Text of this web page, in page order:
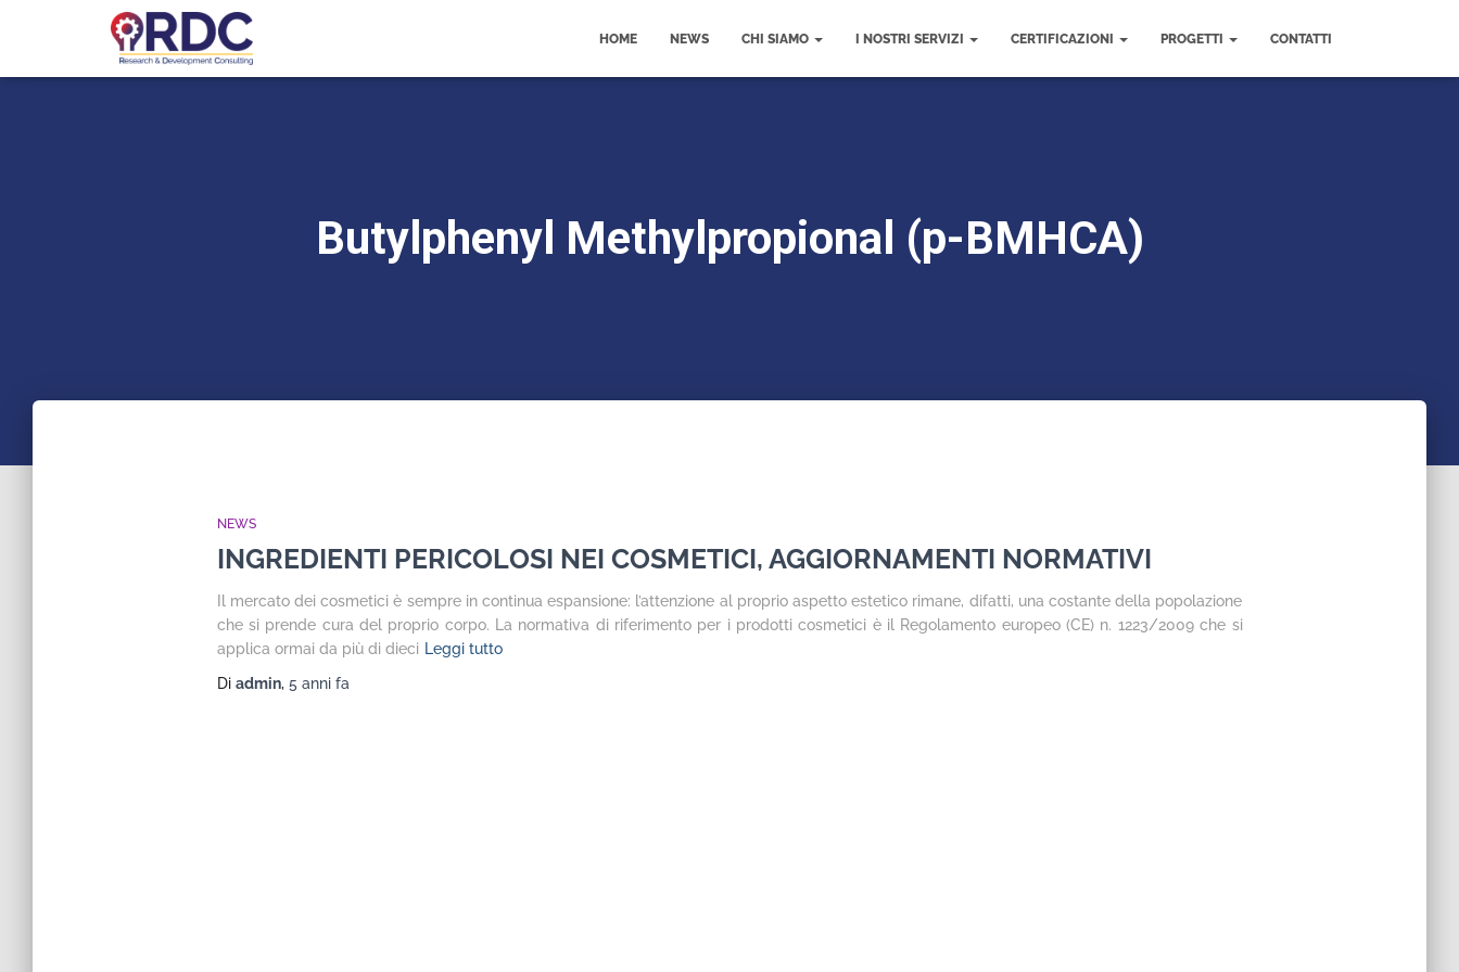
HOME NEWS CHI SIAMO I NOSTRI SERVIZI CERTIFICAZIONI PROGETTI CONTATTI
Butylphenyl Methylpropional (p-BMHCA)
NEWS
INGREDIENTI PERICOLOSI NEI COSMETICI, AGGIORNAMENTI NORMATIVI
Il mercato dei cosmetici è sempre in continua espansione: l’attenzione al proprio aspetto estetico rimane, difatti, una costante della popolazione
che si prende cura del proprio corpo. La normativa di riferimento per i prodotti cosmetici è il Regolamento europeo (CE) n. 1223/2009 che si
applica ormai da più di dieci Leggi tutto
Di admin, 5 annifa